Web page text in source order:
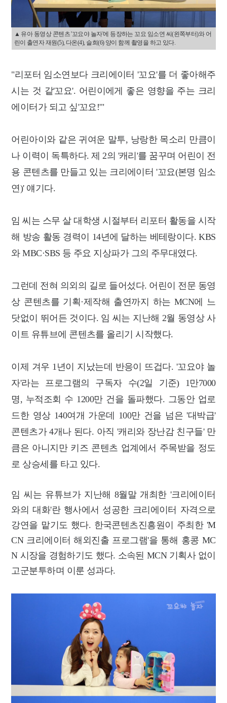
▲ 유아 동영상 콘텐츠 '꼬요야 놀자'에 등장하는 꼬요 임소연 씨(왼쪽부터)와 어
린이 출연자 재원(5), 다온(4), 슬희(6) 양이 함께 촬영을 하고 있다.
"리포터 임소연보다 크리에이터 '꼬요'를 더 좋아해주
시는 것 같'꼬요'. 어린이에게 좋은 영향을 주는 크리
에이터가 되고 싶'꼬요!'"
어린아이와 같은 귀여운 말투, 낭랑한 목소리 만큼이
나 이력이 독특하다. 제 2의 '캐리'를 꿈꾸며 어린이 전
용 콘텐츠를 만들고 있는 크리에이터 '꼬요(본명 임소
연)' 얘기다.
임 씨는 스무 살 대학생 시절부터 리포터 활동을 시작
해 방송 활동 경력이 14년에 달하는 베테랑이다. KBS
와 MBC·SBS 등 주요 지상파가 그의 주무대였다.
그런데 전혀 의외의 길로 들어섰다. 어린이 전문 동영
상 콘텐츠를 기획·제작해 출연까지 하는 MCN에 느
닷없이 뛰어든 것이다. 임 씨는 지난해 2월 동영상 사
이트 유튜브에 콘텐츠를 올리기 시작했다.
이제 겨우 1년이 지났는데 반응이 뜨겁다. '꼬요야 놀
자'라는 프로그램의 구독자 수(2일 기준) 1만7000
명, 누적조회 수 1200만 건을 돌파했다. 그동안 업로
드한 영상 140여개 가운데 100만 건을 넘은 '대박급'
콘텐츠가 4개나 된다. 아직 '캐리와 장난감 친구들' 만
큼은 아니지만 키즈 콘텐츠 업계에서 주목받을 정도
로 상승세를 타고 있다.
임 씨는 유튜브가 지난해 8월말 개최한 '크리에이터
와의 대화'란 행사에서 성공한 크리에이터 자격으로
강연을 맡기도 했다. 한국콘텐츠진흥원이 주최한 'M
CN 크리에이터 해외진출 프로그램'을 통해 홍콩 MC
N 시장을 경험하기도 했다. 소속된 MCN 기획사 없이
고군분투하며 이룬 성과다.